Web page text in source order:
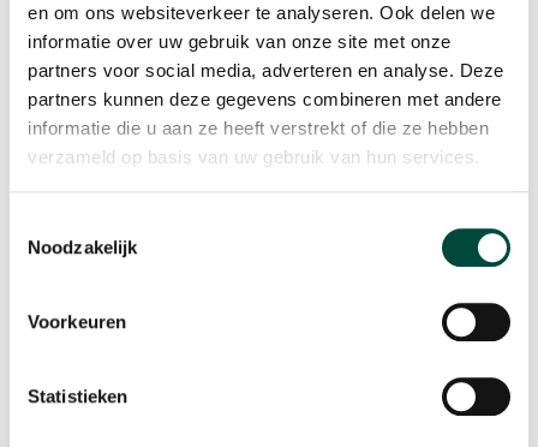
en om ons websiteverkeer te analyseren. Ook delen we
informatie over uw gebruik van onze site met onze
partners voor social media, adverteren en analyse. Deze
partners kunnen deze gegevens combineren met andere
informatie die u aan ze heeft verstrekt of die ze hebben
verzameld op basis van uw gebruik van hun services.
Noodzakelijk
Voorkeuren
Statistieken